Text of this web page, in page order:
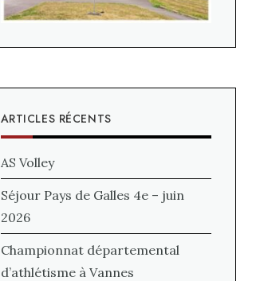
ARTICLES RÉCENTS
AS Volley
Séjour Pays de Galles 4e – juin
2026
Championnat départemental
d’athlétisme à Vannes